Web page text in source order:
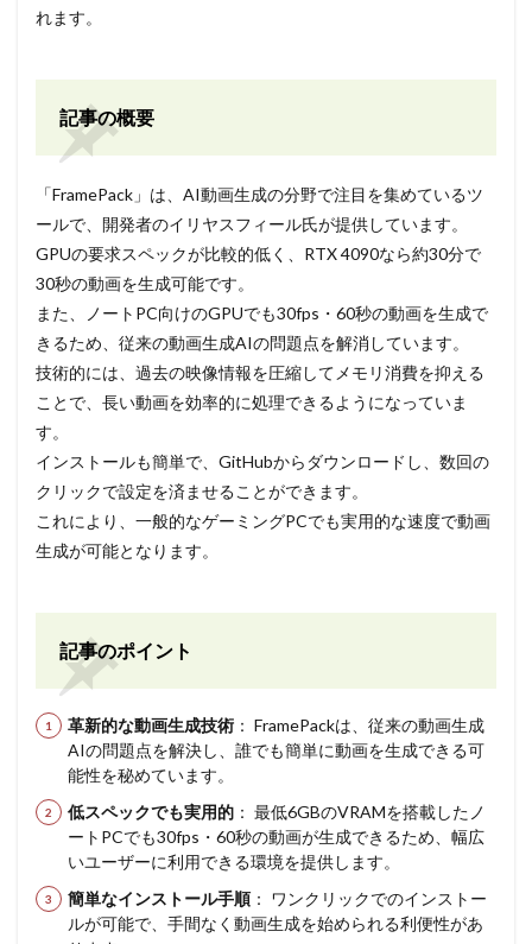
れます。
記事の概要
「FramePack」は、AI動画生成の分野で注目を集めているツ
ールで、開発者のイリヤスフィール氏が提供しています。
GPUの要求スペックが比較的低く、RTX 4090なら約30分で
30秒の動画を生成可能です。
また、ノートPC向けのGPUでも30fps・60秒の動画を生成で
きるため、従来の動画生成AIの問題点を解消しています。
技術的には、過去の映像情報を圧縮してメモリ消費を抑える
ことで、長い動画を効率的に処理できるようになっていま
す。
インストールも簡単で、GitHubからダウンロードし、数回の
クリックで設定を済ませることができます。
これにより、一般的なゲーミングPCでも実用的な速度で動画
生成が可能となります。
記事のポイント
革新的な動画生成技術 ： FramePackは、従来の動画生成
AIの問題点を解決し、誰でも簡単に動画を生成できる可
能性を秘めています。
低スペックでも実用的 ： 最低6GBのVRAMを搭載したノ
ートPCでも30fps・60秒の動画が生成できるため、幅広
いユーザーに利用できる環境を提供します。
簡単なインストール手順： ワンクリックでのインストー
ルが可能で、手間なく動画生成を始められる利便性があ